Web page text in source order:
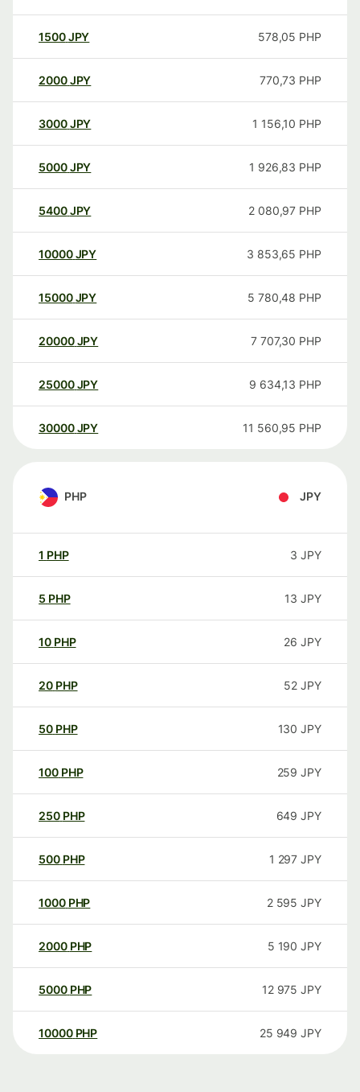
1500JPY 578,05 PHP
2000JPY 770,73 PHP
3000JPY 1 156,10 PHP
5000JPY 1 926,83 PHP
5400JPY 2 080,97 PHP
10000 JPY 3 853,65 PHP
15000 JPY 5 780,48 PHP
20000 JPY 7 707,30 PHP
25000 JPY 9 634,13 PHP
30000 JPY 11 560,95 PHP
PHP JPY
1 PHP 3 JPY
5 PHP 13 JPY
10 PHP 26 JPY
20 PHP 52 JPY
50 PHP 130 JPY
100 PHP 259 JPY
250 PHP 649 JPY
500 PHP 1 297 JPY
1000 PHP 2 595 JPY
2000 PHP 5 190 JPY
5000 PHP 12 975 JPY
10000 PHP 25 949 JPY